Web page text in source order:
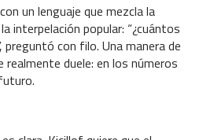
un lenguaje que mezcla la
interpelación popular: “¿cuántos
preguntó con filo. Una manera de
realmente duele: en los números